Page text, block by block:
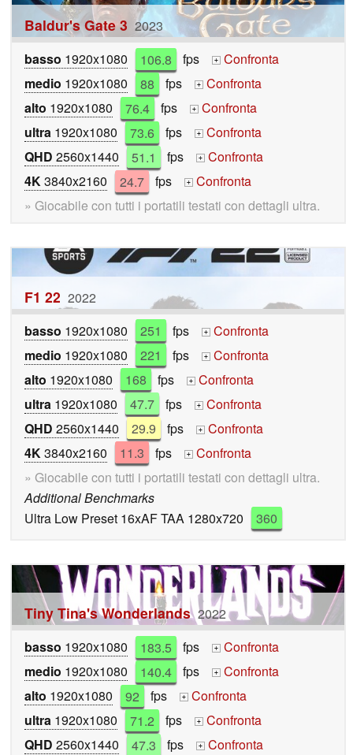
Baldur's Gate 3 2023
basso 1920x1080 106.8 fps +
Confronta
medio 1920x1080 88 fps +
Confronta
alto 1920x1080 76.4 fps +
Confronta
ultra 1920x1080 73.6 fps +
Confronta
QHD 2560x1440 51.1 fps +
Confronta
4K3840x2160 24.7 fps +
Confronta
» Giocabile con tutti i portatili testati con dettagli ultra.
F1 22 2022
basso 1920x1080 251 fps +
Confronta
medio 1920x1080 221 fps +
Confronta
alto 1920x1080 168 fps +
Confronta
ultra 1920x1080 47.7 fps +
Confronta
QHD 2560x1440 29.9 fps +
Confronta
4K3840x2160 11.3 fps +
Confronta
» Giocabile con tutti i portatili testati con dettagli ultra.
Additional Benchmarks
Ultra Low Preset 16xAF TAA 1280x720
360
Tiny Tina's Wonderlands 2022
basso 1920x1080 183.5 fps +
Confronta
medio 1920x1080 140.4 fps +
Confronta
alto 1920x1080 92 fps +
Confronta
ultra 1920x1080 71.2 fps +
Confronta
QHD 2560x1440 47.3 fps +
Confronta